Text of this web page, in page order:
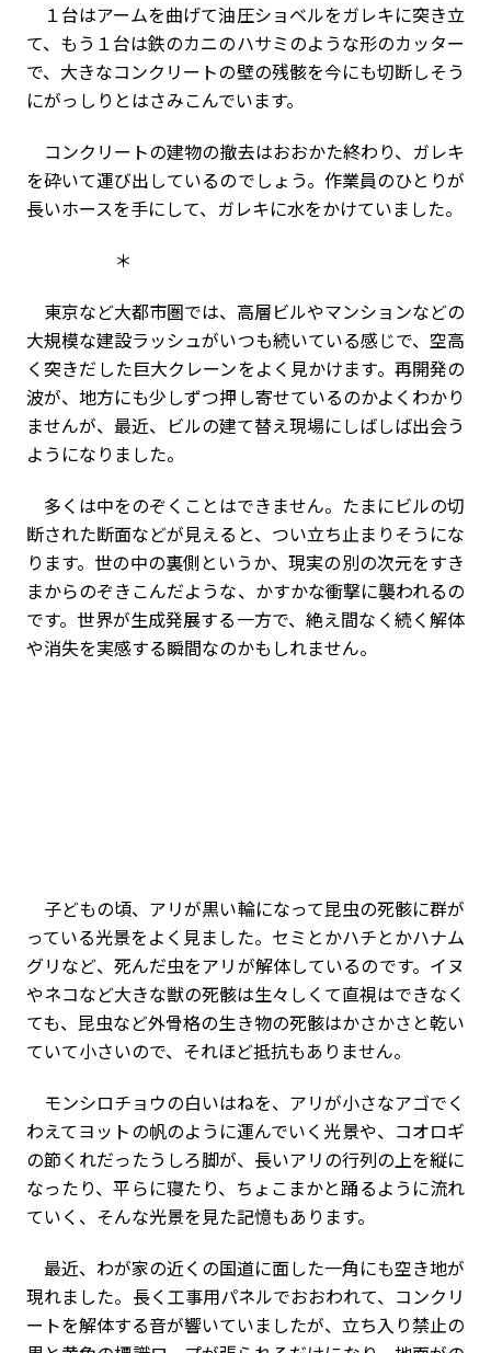
１台はアームを曲げて油圧ショベルをガレキに突き立
て、もう１台は鉄のカニのハサミのような形のカッター
で、大きなコンクリートの壁の残骸を今にも切断しそう
にがっしりとはさみこんでいます。
コンクリートの建物の撤去はおおかた終わり、ガレキ
を砕いて運び出しているのでしょう。作業員のひとりが
長いホースを手にして、ガレキに水をかけていました。
＊
東京など大都市圏では、高層ビルやマンションなどの
大規模な建設ラッシュがいつも続いている感じで、空高
く突きだした巨大クレーンをよく見かけます。再開発の
波が、地方にも少しずつ押し寄せているのかよくわかり
ませんが、最近、ビルの建て替え現場にしばしば出会う
ようになりました。
多くは中をのぞくことはできません。たまにビルの切
断された断面などが見えると、つい立ち止まりそうにな
ります。世の中の裏側というか、現実の別の次元をすき
まからのぞきこんだような、かすかな衝撃に襲われるの
です。世界が生成発展する一方で、絶え間なく続く解体
や消失を実感する瞬間なのかもしれません。
子どもの頃、アリが黒い輪になって昆虫の死骸に群が
っている光景をよく見ました。セミとかハチとかハナム
グリなど、死んだ虫をアリが解体しているのです。イヌ
やネコなど大きな獣の死骸は生々しくて直視はできなく
ても、昆虫など外骨格の生き物の死骸はかさかさと乾い
ていて小さいので、それほど抵抗もありません。
モンシロチョウの白いはねを、アリが小さなアゴでく
わえてヨットの帆のように運んでいく光景や、コオロギ
の節くれだったうしろ脚が、長いアリの行列の上を縦に
なったり、平らに寝たり、ちょこまかと踊るように流れ
ていく、そんな光景を見た記憶もあります。
最近、わが家の近くの国道に面した一角にも空き地が
現れました。長く工事用パネルでおおわれて、コンクリ
ートを解体する音が響いていましたが、立ち入り禁止の